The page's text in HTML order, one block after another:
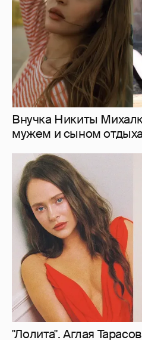
"Лолита". Аглая
платье с декольте и